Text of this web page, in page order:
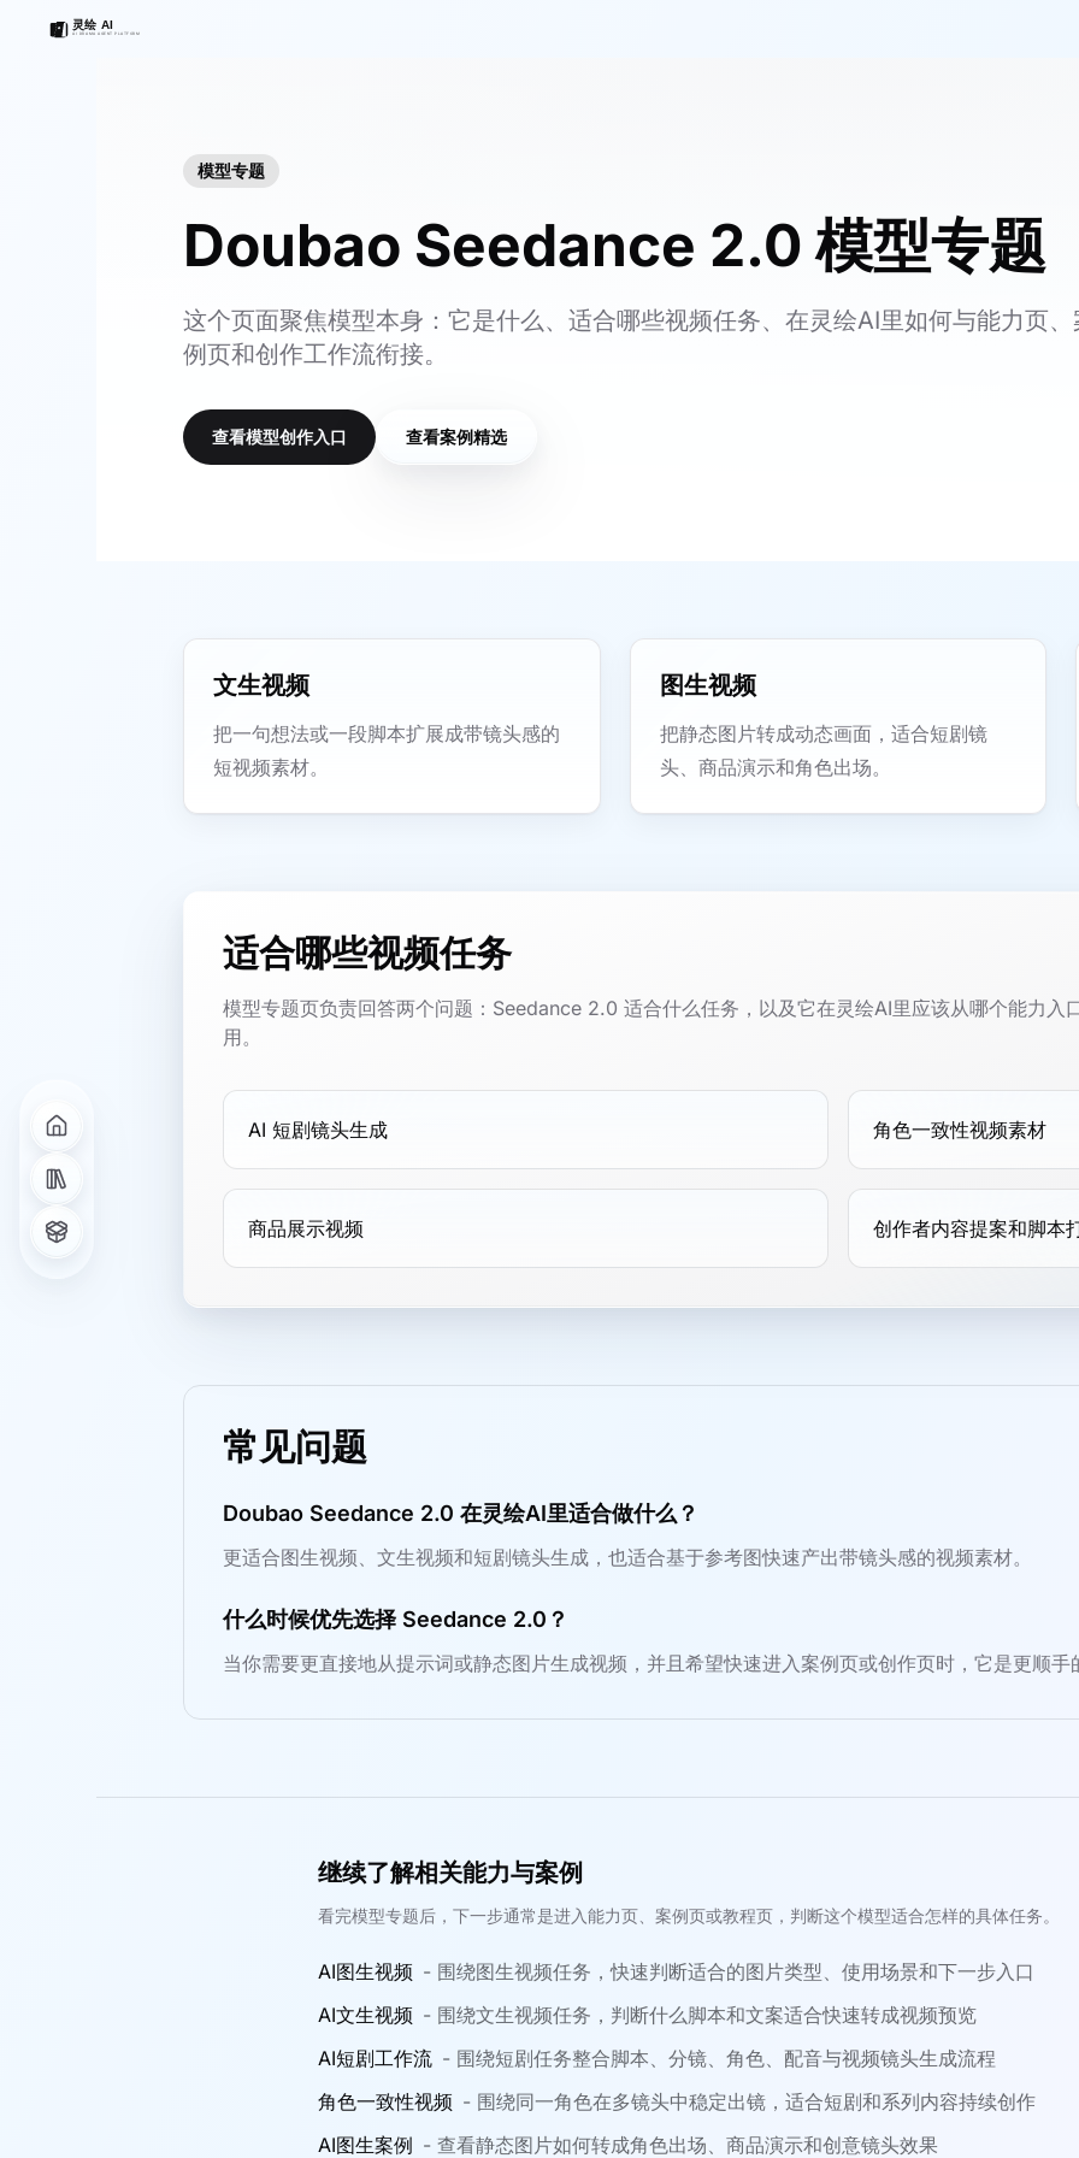
模型专题
Doubao Seedance 2.0 模型专题
这个页面聚焦模型本身：它是什么、适合哪些视频任务、在灵绘AI里如何与能力页、
例页和创作工作流衔接。
查看模型创作入口 查看案例精选
文生视频
把一句想法或一段脚本扩展成带镜头感的
短视频素材。
图生视频
把静态图片转成动态画面，适合短剧镜
头、商品演示和角色出场。
适合哪些视频任务
模型专题页负责回答两个问题：Seedance 2.0 适合什么任务，以及它在灵绘AI里应该从哪个能力入
用。
AI 短剧镜头生成 角色一致性视频素材
商品展示视频 创作者内容提案和脚本
常见问题
Doubao Seedance 2.0 在灵绘AI里适合做什么？
更适合图生视频、文生视频和短剧镜头生成，也适合基于参考图快速产出带镜头感的视频素材。
什么时候优先选择 Seedance 2.0？
当你需要更直接地从提示词或静态图片生成视频，并且希望快速进入案例页或创作页时，它是更顺手
继续了解相关能力与案例
看完模型专题后，下一步通常是进入能力页、案例页或教程页，判断这个模型适合怎样的具体任务。
AI图生视频 - 围绕图生视频任务，快速判断适合的图片类型、使用场景和下一步入口
AI文生视频 - 围绕文生视频任务，判断什么脚本和文案适合快速转成视频预览
AI短剧工作流 - 围绕短剧任务整合脚本、分镜、角色、配音与视频镜头生成流程
角色一致性视频 - 围绕同一角色在多镜头中稳定出镜，适合短剧和系列内容持续创作
AI图生案例 - 查看静态图片如何转成角色出场、商品演示和创意镜头效果